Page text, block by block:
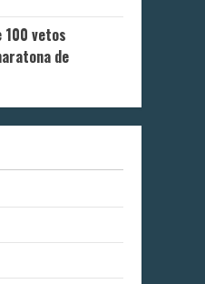
100 vetos
de